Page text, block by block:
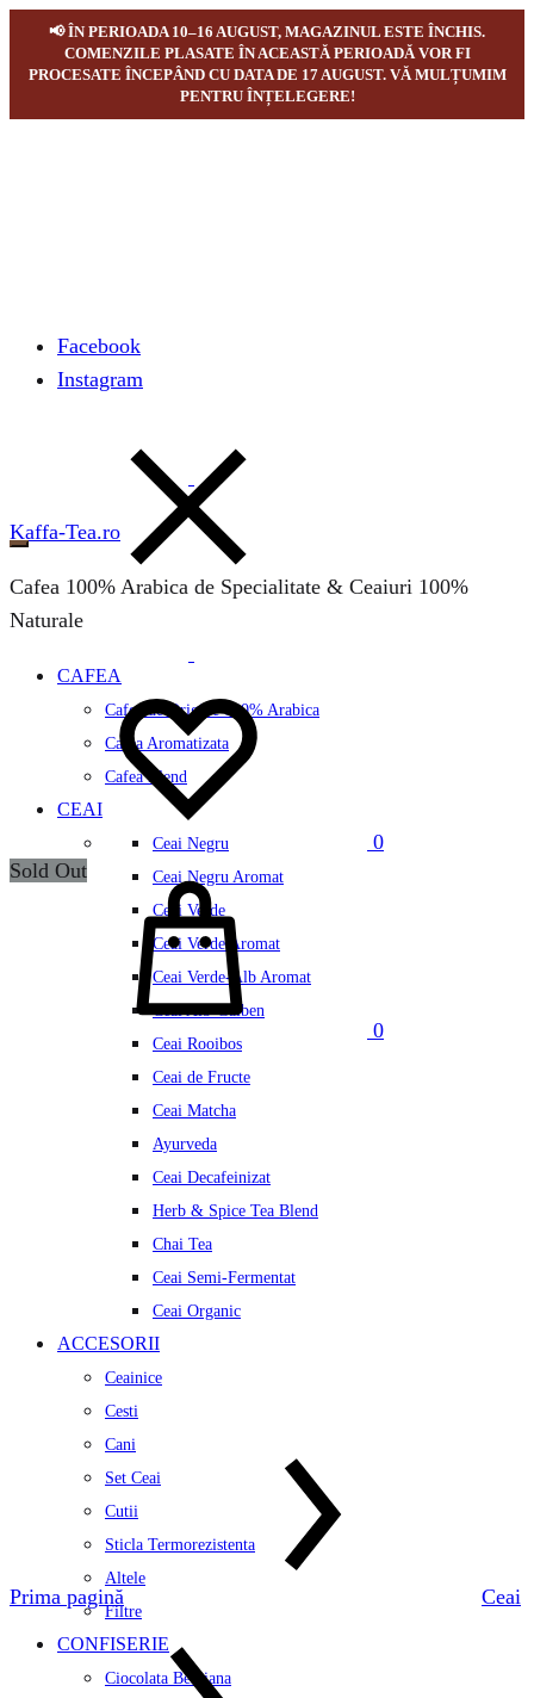
📢 ÎN PERIOADA 10–16 AUGUST, MAGAZINUL ESTE ÎNCHIS.
COMENZILE PLASATE ÎN ACEASTĂ PERIOADĂ VOR FI
PROCESATE ÎNCEPÂND CU DATA DE 17 AUGUST. VĂ MULȚUMIM
PENTRU ÎNȚELEGERE!
Facebook
Instagram
Kaffa-Tea.ro
Cafea 100% Arabica de Specialitate & Ceaiuri 100%
Naturale
CAFEA
Cafea de Origine 100% Arabica
Cafea Aromatizata
Cafea Blend
CEAI
Ceai Negru
Ceai Negru Aromat
Ceai Verde
Ceai Verde Aromat
Ceai Verde-Alb Aromat
Ceai Alb-Galben
Ceai Rooibos
Ceai de Fructe
Ceai Matcha
Ayurveda
Ceai Decafeinizat
Herb & Spice Tea Blend
Chai Tea
Ceai Semi-Fermentat
Ceai Organic
ACCESORII
Ceainice
Cesti
Cani
Set Ceai
Cutii
Sticla Termorezistenta
Altele
Filtre
CONFISERIE
Ciocolata Belgiana
0
0
Sold Out
Prima pagină Ceai